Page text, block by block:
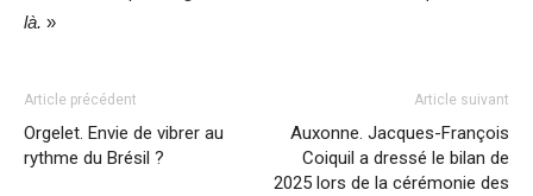
là. »
Article précédent
Orgelet. Envie de vibrer au
rythme du Brésil ?
Article suivant
Auxonne. Jacques-François
Coiquil a dressé le bilan de
2025 lors de la cérémonie des